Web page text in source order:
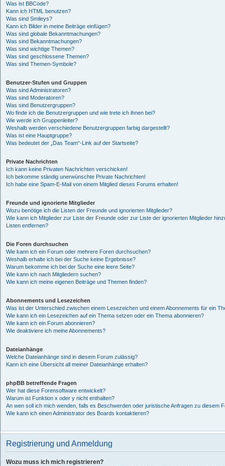
Was ist BBCode?
Kann ich HTML benutzen?
Was sind Smileys?
Kann ich Bilder in meine Beiträge einfügen?
Was sind globale Bekanntmachungen?
Was sind Bekanntmachungen?
Was sind wichtige Themen?
Was sind geschlossene Themen?
Was sind Themen-Symbole?
Benutzer-Stufen und Gruppen
Was sind Administratoren?
Was sind Moderatoren?
Was sind Benutzergruppen?
Wo finde ich die Benutzergruppen und wie trete ich ihnen bei?
Wie werde ich Gruppenleiter?
Weshalb werden verschiedene Benutzergruppen farbig dargestellt?
Was ist eine Hauptgruppe?
Was bedeutet der „Das Team“-Link auf der Startseite?
Private Nachrichten
Ich kann keine Privaten Nachrichten verschicken!
Ich bekomme ständig unerwünschte Private Nachrichten!
Ich habe eine Spam-E-Mail von einem Mitglied dieses Forums erhalten!
Freunde und ignorierte Mitglieder
Wozu benötige ich die Listen der Freunde und ignorierten Mitglieder?
Wie kann ich Mitglieder zur Liste der Freunde oder zur Liste der ignorierten Mitglieder
Listen entfernen?
Die Foren durchsuchen
Wie kann ich ein Forum oder mehrere Foren durchsuchen?
Weshalb erhalte ich bei der Suche keine Ergebnisse?
Warum bekomme ich bei der Suche eine leere Seite?
Wie kann ich nach Mitgliedern suchen?
Wie kann ich meine eigenen Beiträge und Themen finden?
Abonnements und Lesezeichen
Was ist der Unterschied zwischen einem Lesezeichen und einem Abonnements für ein
Wie kann ich ein Lesezeichen auf ein Thema setzen oder ein Thema abonnieren?
Wie kann ich ein Forum abonnieren?
Wie deaktiviere ich meine Abonnements?
Dateianhänge
Welche Dateianhänge sind in diesem Forum zulässig?
Kann ich eine Übersicht all meiner Dateianhänge erhalten?
phpBB betreffende Fragen
Wer hat diese Forensoftware entwickelt?
Warum ist Funktion x oder y nicht enthalten?
An wen soll ich mich wenden, falls es Beschwerden oder juristische Anfragen zu diesem
Wie kann ich einen Administrator des Boards kontaktieren?
Registrierung und Anmeldung
Wozu muss ich mich registrieren?